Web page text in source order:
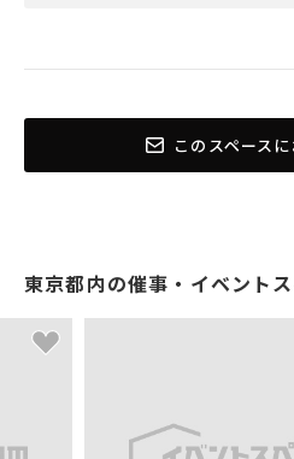
このスペース
東京都内の催事・イベント